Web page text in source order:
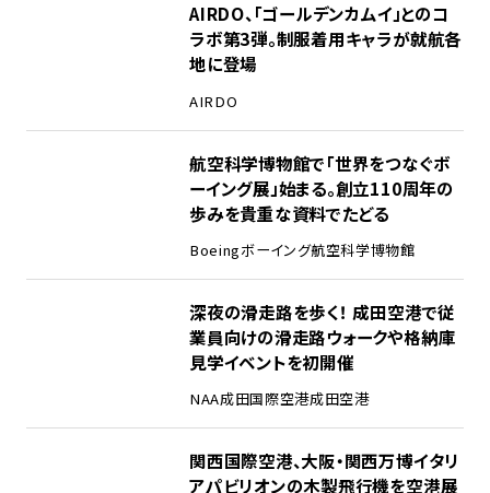
AIRDO、「ゴールデンカムイ」とのコ
ラボ第3弾。制服着用キャラが就航各
地に登場
AIRDO
航空科学博物館で「世界をつなぐボ
ーイング展」始まる。創立110周年の
歩みを貴重な資料でたどる
Boeingボーイング航空科学博物館
深夜の滑走路を歩く！ 成田空港で従
業員向けの滑走路ウォークや格納庫
見学イベントを初開催
NAA成田国際空港成田空港
関西国際空港、大阪・関西万博イタリ
アパビリオンの木製飛行機を空港展